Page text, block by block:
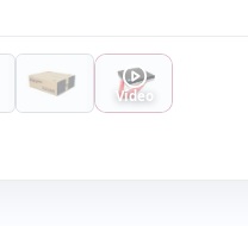
Vídeo